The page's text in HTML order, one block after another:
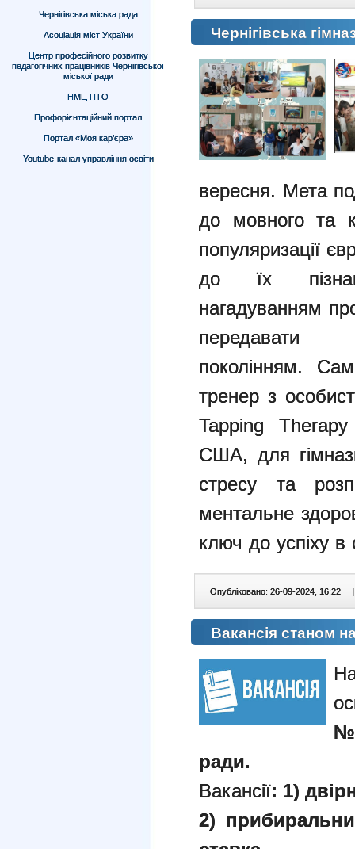
Чернігівська міська рада
Асоціація міст України
Центр професійного розвитку
педагогічних працівників Чернігівської
міської ради
НМЦ ПТО
Профорієнтаційний портал
Портал «Моя кар’єра»
Youtube-канал управління освіти
Чернігівська
вересня. Мета
до мовного та
популяризації
до їх
нагадуванням
поколінням.
тренер з
Tapping
США, для
стресу та
ментальне
ключ до успіху в
Опубліковано: 26-09-2024, 16:22 |
Вакансія станом
ради.
Вакансії: 1)
2)